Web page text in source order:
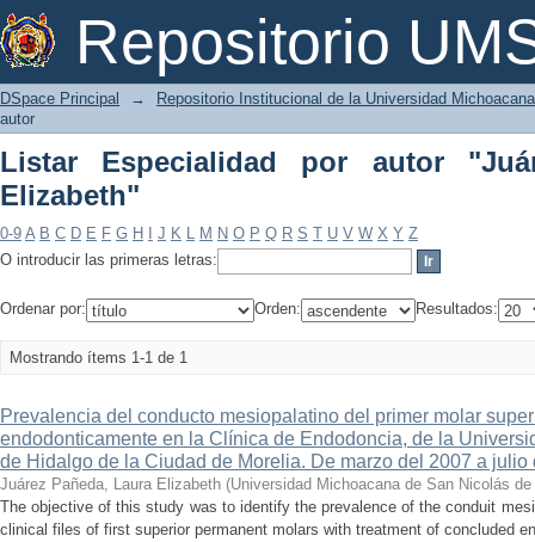
Repositorio
Listar Especialidad por autor "Juárez
DSpace Principal →
Repositorio Institucional de la Universidad
autor
Listar Especialidad por autor
Elizabeth"
0-9 A B C D E F G H J K L M N O P Q R S T U V W X Y Z
O introducir las primeras letras:
Ordenar por: Orden: Resultados:
Mostrando ítems 1-1 de 1
Prevalencia del conducto mesiopalatino del primer molar
endodonticamente en la Clínica de Endodoncia, de la
de Hidalgo de la Ciudad de Morelia. De marzo del 2007 a julio
Juárez Pañeda, Laura Elizabeth (Universidad Michoacana de San Nicolás de
The objective of this study was to identify the prevalence of the conduit
clinical files of first superior permanent molars with treatment of concluded